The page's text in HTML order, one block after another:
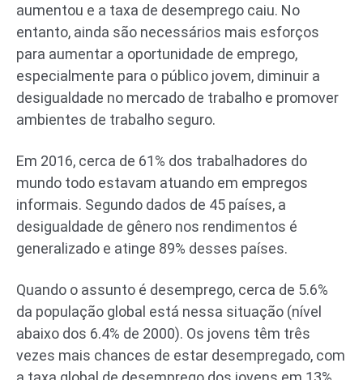
aumentou e a taxa de desemprego caiu. No
entanto, ainda são necessários mais esforços
para aumentar a oportunidade de emprego,
especialmente para o público jovem, diminuir a
desigualdade no mercado de trabalho e promover
ambientes de trabalho seguro.
Em 2016, cerca de 61% dos trabalhadores do
mundo todo estavam atuando em empregos
informais. Segundo dados de 45 países, a
desigualdade de gênero nos rendimentos é
generalizado e atinge 89% desses países.
Quando o assunto é desemprego, cerca de 5.6%
da população global está nessa situação (nível
abaixo dos 6.4% de 2000). Os jovens têm três
vezes mais chances de estar desempregado, com